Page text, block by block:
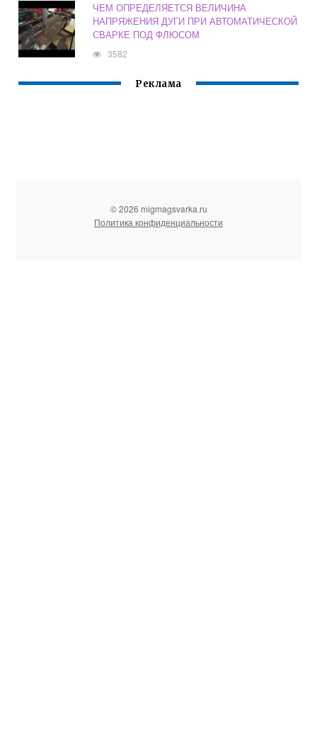
ЧЕМ ОПРЕДЕЛЯЕТСЯ ВЕЛИЧИНА
НАПРЯЖЕНИЯ ДУГИ ПРИ АВТОМАТИЧЕСКОЙ
СВАРКЕ ПОД ФЛЮСОМ
3582
Реклама
© 2026 migmagsvarka.ru
Политика конфиденциальности